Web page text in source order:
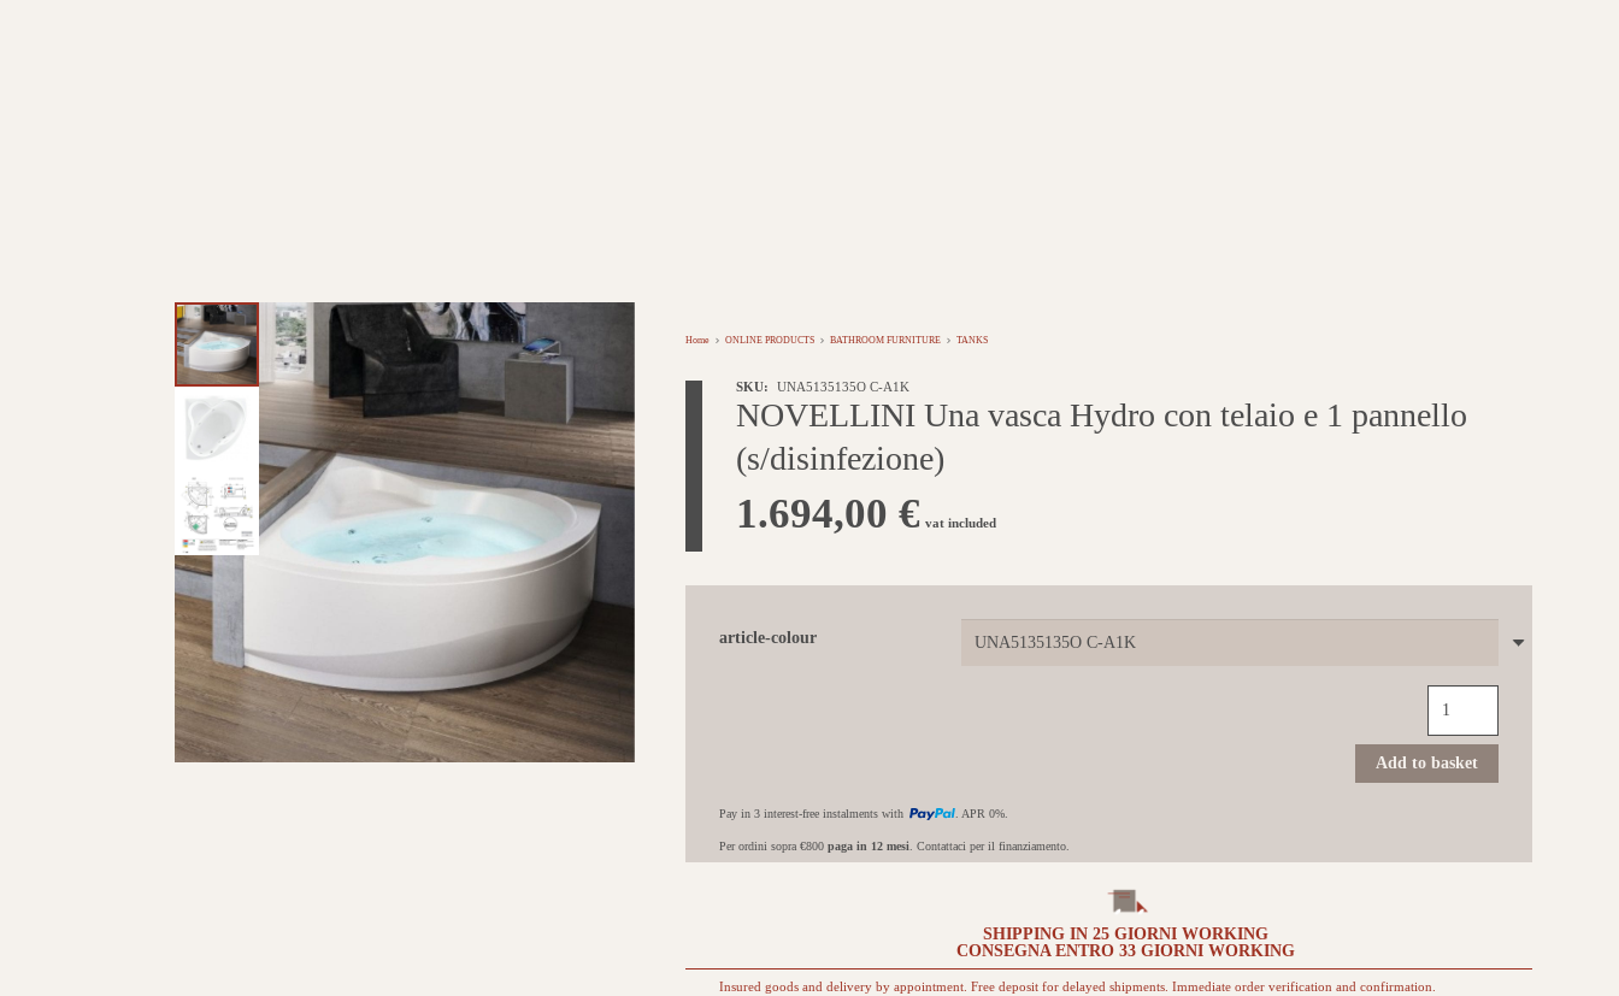
Home ONLINE PRODUCTS BATHROOM FURNITURE TANKS
SKU: UNA5135135O C-A1K
NOVELLINI Una vasca Hydro con telaio e 1 pannello
(s/disinfezione)
1.694,00 € vat included
article-colour
Una
vasca
Hydro
con
pannello
Add to basket
Pay in 3 interest-free instalments with . APR 0%.
Per ordini sopra €800 paga in 12 mesi. Contattaci per il finanziamento.
SHIPPING IN 25 GIORNI WORKING
CONSEGNA ENTRO 33 GIORNI WORKING
Insured goods and delivery by appointment. Free deposit for delayed shipments. Immediate order verification and confirmation.